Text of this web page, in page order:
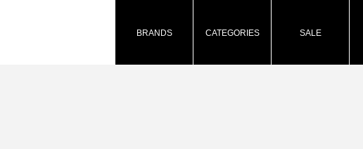
BRANDS CATEGORIES SALE